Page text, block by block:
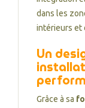
dans les
intérieurs et
Un
Grâce à sa